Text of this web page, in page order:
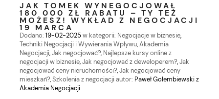
JAK TOMEK WYNEGOCJOWAŁ
180 000 ZŁ RABATU – TY TEŻ
MOŻESZ! WYKŁAD Z NEGOCJACJI
19 MARCA
Dodano: 19-02-2025w kategorii: Negocjacje w biznesie,
Techniki Negocjacji i Wywierania Wpływu,Akademia
Negocjacji,Jak negocjować?, Najlepsze kursy online z
negocjacji w biznesie,Jak negocjować z deweloperem?,Jak
negocjować ceny nieruchomości?,Jak negocjować ceny
mieszkań?,Szkolenia z negocjacji autor: Paweł Gołembiewski z
Akademia Negocjacji